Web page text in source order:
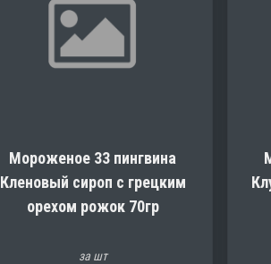
Мороженое 33 пингвина
Кленовый сироп с грецким
орехом рожок 70гр
за шт